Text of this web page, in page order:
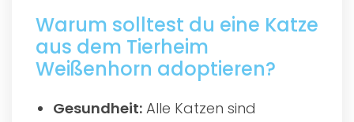
Warum solltest du eine Katze
aus dem Tierheim
Weißenhorn adoptieren?
Gesundheit: Alle Katzen sind